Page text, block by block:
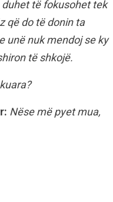
të fokusohet tek
që do të donin ta
unë nuk mendoj se ky
të shkojë.
Nëse më pyet mua,